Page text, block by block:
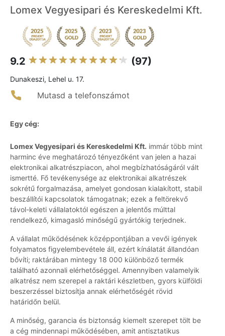
Lomex Vegyesipari és Kereskedelmi Kft.
9.2 (97)
Dunakeszi, Lehel u. 17.
Mutasd a telefonszámot
Egy cég:
Lomex Vegyesipari és Kereskedelmi Kft. immár több mint
harminc éve meghatározó tényezőként van jelen a hazai
elektronikai alkatrészpiacon, ahol megbízhatóságáról vált
ismertté. Fő tevékenysége az elektronikai alkatrészek
sokrétű forgalmazása, amelyet gondosan kialakított, stabil
beszállítói kapcsolatok támogatnak; ezek a feltörekvő
távol-keleti vállalatoktól egészen a jelentős múlttal
rendelkező, kimagasló minőségű gyártókig terjednek.
A vállalat működésének középpontjában a vevői igények
folyamatos figyelembevétele áll, ezért kínálatát állandóan
bővíti; raktárában mintegy 18 000 különböző termék
található azonnali elérhetőséggel. Amennyiben valamelyik
alkatrész nem szerepel a raktári készletben, gyors külföldi
beszerzéssel biztosítja annak elérhetőségét rövid
határidőn belül.
A minőség, garancia és biztonság kiemelt szerepet tölt be
a cég mindennapi működésében, amit antisztatikus